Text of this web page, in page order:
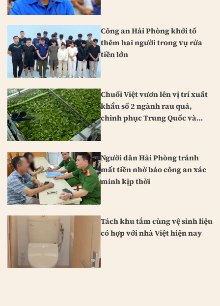
Công an Hải Phòng khởi tố
thêm hai người trong vụ rửa
tiền lớn
Chuối Việt vươn lên vị trí xuất
khẩu số 2 ngành rau quả,
chinh phục Trung Quốc và
Người dân Hải Phòng tránh
mất tiền nhờ báo công an xác
minh kịp thời
Tách khu tắm cùng vệ sinh liệu
có hợp với nhà Việt hiện nay